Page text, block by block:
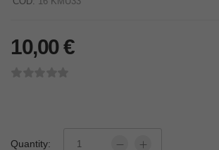
10,00€
Quantity: